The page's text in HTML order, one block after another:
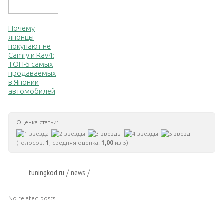
Почему
японцы
покупают не
Camry и Rav4:
ТОП-5 самых
продаваемых
в Японии
автомобилей
Оценка статьи:
(голосов: 1 , средняя оценка: 1,00 из 5)
tuningkod.ru / news /
No related posts.